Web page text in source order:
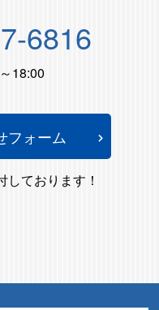
6816
18:00
フォーム
しております！